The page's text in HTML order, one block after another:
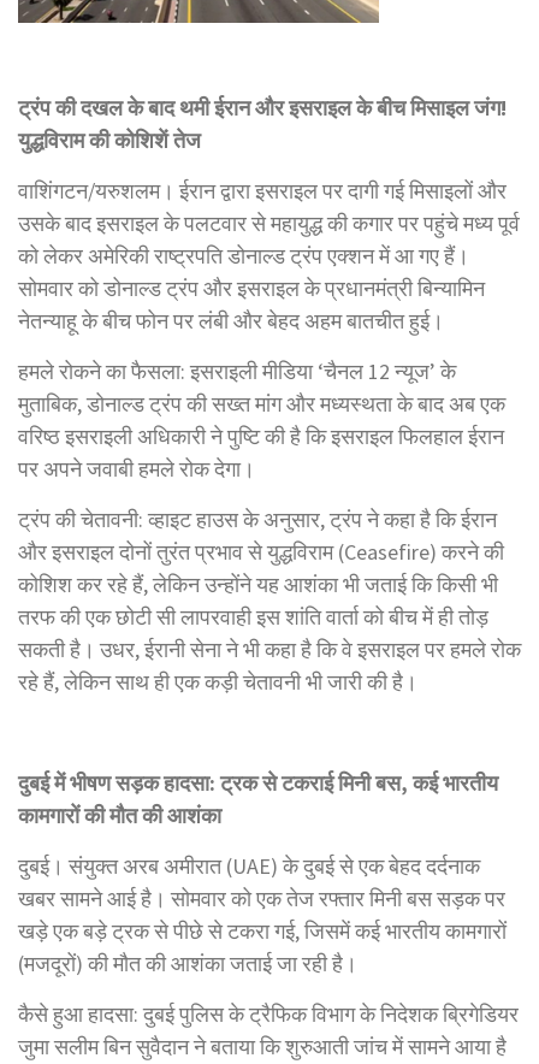
ट्रंप की दखल के बाद थमी ईरान और इसराइल के बीच मिसाइल जंग!
युद्धविराम की कोशिशें तेज
वाशिंगटन/यरुशलम। ईरान द्वारा इसराइल पर दागी गई मिसाइलों और
उसके बाद इसराइल के पलटवार से महायुद्ध की कगार पर पहुंचे मध्य पूर्व
को लेकर अमेरिकी राष्ट्रपति डोनाल्ड ट्रंप एक्शन में आ गए हैं।
सोमवार को डोनाल्ड ट्रंप और इसराइल के प्रधानमंत्री बिन्यामिन
नेतन्याहू के बीच फोन पर लंबी और बेहद अहम बातचीत हुई।
हमले रोकने का फैसला: इसराइली मीडिया ‘चैनल 12 न्यूज’ के
मुताबिक, डोनाल्ड ट्रंप की सख्त मांग और मध्यस्थता के बाद अब एक
वरिष्ठ इसराइली अधिकारी ने पुष्टि की है कि इसराइल फिलहाल ईरान
पर अपने जवाबी हमले रोक देगा।
ट्रंप की चेतावनी: व्हाइट हाउस के अनुसार, ट्रंप ने कहा है कि ईरान
और इसराइल दोनों तुरंत प्रभाव से युद्धविराम (Ceasefire) करने की
कोशिश कर रहे हैं, लेकिन उन्होंने यह आशंका भी जताई कि किसी भी
तरफ की एक छोटी सी लापरवाही इस शांति वार्ता को बीच में ही तोड़
सकती है। उधर, ईरानी सेना ने भी कहा है कि वे इसराइल पर हमले रोक
रहे हैं, लेकिन साथ ही एक कड़ी चेतावनी भी जारी की है।
दुबई में भीषण सड़क हादसा: ट्रक से टकराई मिनी बस, कई भारतीय
कामगारों की मौत की आशंका
दुबई। संयुक्त अरब अमीरात (UAE) के दुबई से एक बेहद दर्दनाक
खबर सामने आई है। सोमवार को एक तेज रफ्तार मिनी बस सड़क पर
खड़े एक बड़े ट्रक से पीछे से टकरा गई, जिसमें कई भारतीय कामगारों
(मजदूरों) की मौत की आशंका जताई जा रही है।
कैसे हुआ हादसा: दुबई पुलिस के ट्रैफिक विभाग के निदेशक ब्रिगेडियर
जुमा सलीम बिन सुवैदान ने बताया कि शुरुआती जांच में सामने आया है